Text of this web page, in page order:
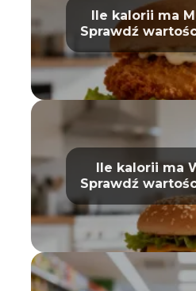
Ile kalorii ma
Sprawdź
Ile kalorii ma
Sprawdź